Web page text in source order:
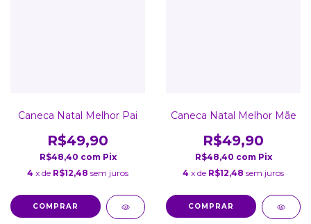
Caneca Natal Melhor Pai
R$49,90
R$48,40 com Pix
4 x de R$12,48 sem juros
COMPRAR
Caneca Natal Melhor Mãe
R$49,90
R$48,40 com Pix
4 x de R$12,48 sem juros
COMPRAR